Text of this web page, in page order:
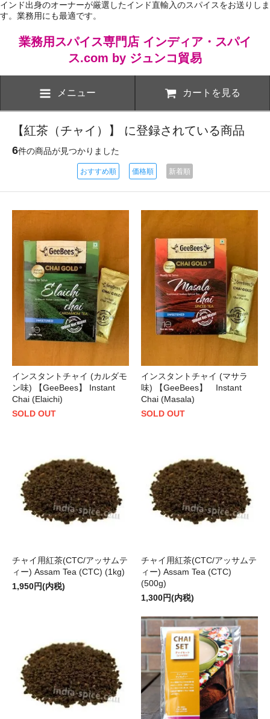
インド出身のオーナーが厳選したインド直輸入のスパイスをお送りしま
す。業務用にも最適です。
業務用スパイス専門店 インディア・スパイ
ス.com by ジュンコ貿易
メニュー カートを見る
【紅茶（チャイ）】 に登録されている商品
6件の商品が見つかりました
おすすめ順 価格順 新着順
インスタントチャイ (カルダモ
ン味) 【GeeBees】 Instant
Chai (Elaichi)
SOLD OUT
インスタントチャイ (マサラ
味) 【GeeBees】 Instant
Chai (Masala)
SOLD OUT
チャイ用紅茶(CTC/アッサムテ
ィー) Assam Tea (CTC) (1kg)
1,950円(内税)
チャイ用紅茶(CTC/アッサムテ
ィー) Assam Tea (CTC)
(500g)
1,300円(内税)